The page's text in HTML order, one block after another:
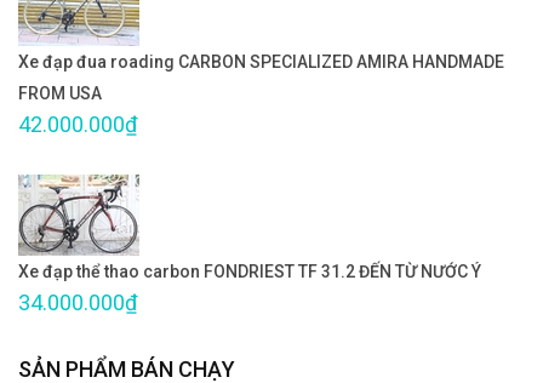
Xe đạp đua roading CARBON SPECIALIZED AMIRA HANDMADE
FROM USA
42.000.000₫
Xe đạp thể thao carbon FONDRIEST TF 31.2 ĐẾN TỪ NƯỚC Ý
34.000.000₫
SẢN PHẨM BÁN CHẠY